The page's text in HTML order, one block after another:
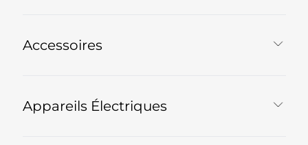
Accessoires
Appareils Électriques